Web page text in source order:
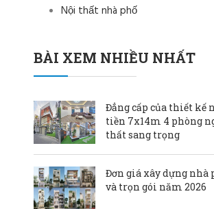
Nội thất nhà phố
BÀI XEM NHIỀU NHẤT
Đẳng cấp của thiết kế
tiền 7x14m 4 phòng
thất sang trọng
Đơn giá xây dựng nhà
và trọn gói năm 2026